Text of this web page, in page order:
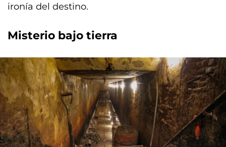
ironía del destino.
Misterio bajo tierra